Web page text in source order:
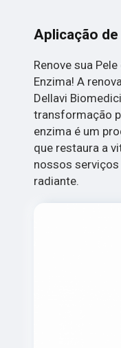
Aplicação de
Renove sua
Enzima! A
Dellavi
transformação
enzima é um
que restaura a
nossos serviços
radiante.